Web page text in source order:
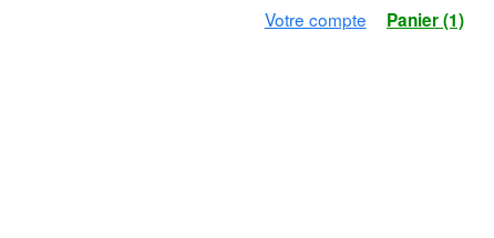
Votre compte Panier (1)